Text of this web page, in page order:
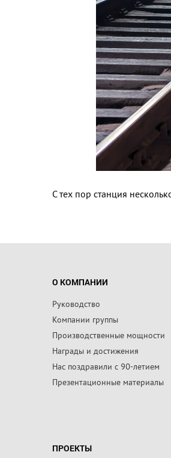
С тех пор станция
О КОМПАНИИ
Руководство
Компании группы
Производственные мощности
Награды и достижения
Нас поздравили с 90-летием
Презентационные материалы
ПРОЕКТЫ